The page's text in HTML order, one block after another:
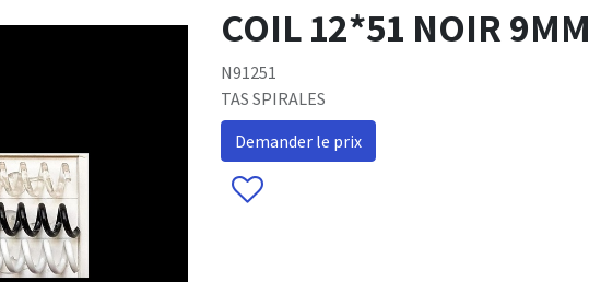
COIL 12*51 NOIR 9MM
N91251
TAS SPIRALES
Demander le prix